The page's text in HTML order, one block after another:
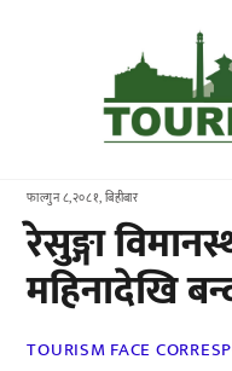
फाल्गुन ८,२०८१, बिहीबार
रेसुङ्गा
महिनादेखि
TOURISM FACE